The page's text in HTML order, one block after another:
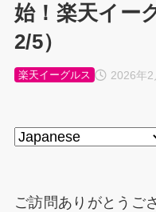
始！楽天イー
2/5）
2026年2
楽天イーグルス
ご訪問ありがとうご